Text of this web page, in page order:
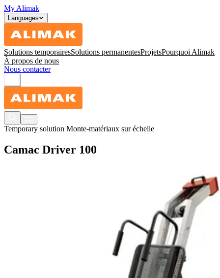
My Alimak
Languages
Solutions temporairesSolutions permanentesProjetsPourquoi Alimak
À propos de nous
Nous contacter
Temporary solution Monte-matériaux sur échelle
Camac Driver 100